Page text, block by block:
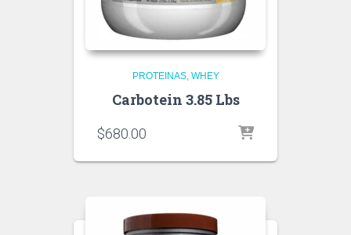
PROTEINAS WHEY
Carbotein 3.85 Lbs
$680.00